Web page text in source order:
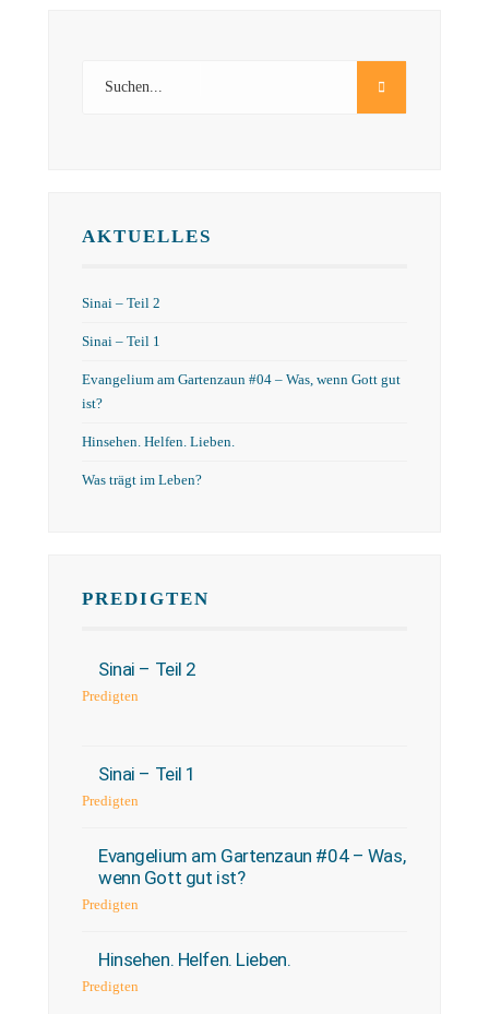
AKTUELLES
Sinai – Teil 2
Sinai – Teil 1
Evangelium am Gartenzaun #04 – Was, wenn Gott gut
ist?
Hinsehen. Helfen. Lieben.
Was trägt im Leben?
PREDIGTEN
Sinai – Teil 2
Predigten
Sinai – Teil 1
Predigten
Evangelium am Gartenzaun #04 – Was,
wenn Gott gut ist?
Predigten
Hinsehen. Helfen. Lieben.
Predigten